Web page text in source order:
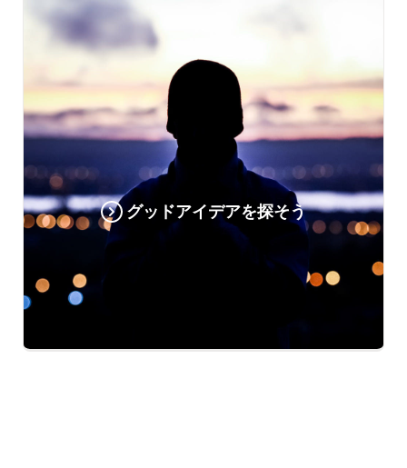
グッドアイデアを探そう